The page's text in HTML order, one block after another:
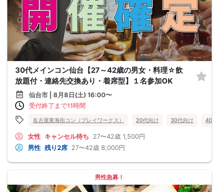
30代メインコン仙台【27～42歳の男女・料理☆飲
放題付・連絡先交換あり・着席型】１名参加OK
仙台市 | 8月8日(土) 16:00〜
受付終了まで11時間
名古屋東海街コン（プレイワークス） 20代向け 30代向け 40代
女性 キャンセル待ち 27〜42歳 1,500円
男性 残り2席 27〜42歳 8,000円
男性急募！